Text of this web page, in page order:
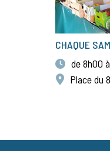
CHAQUE
de 8h00
Place du